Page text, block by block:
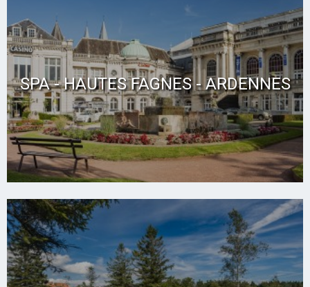
SPA - HAUTES FAGNES - ARDENNES